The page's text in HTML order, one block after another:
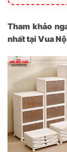
Tham khảo
nhất tại Vua